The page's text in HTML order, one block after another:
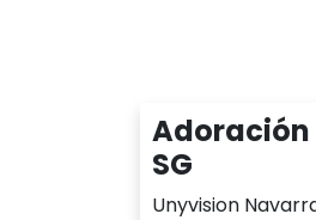
Adoración
SG
Unyvision